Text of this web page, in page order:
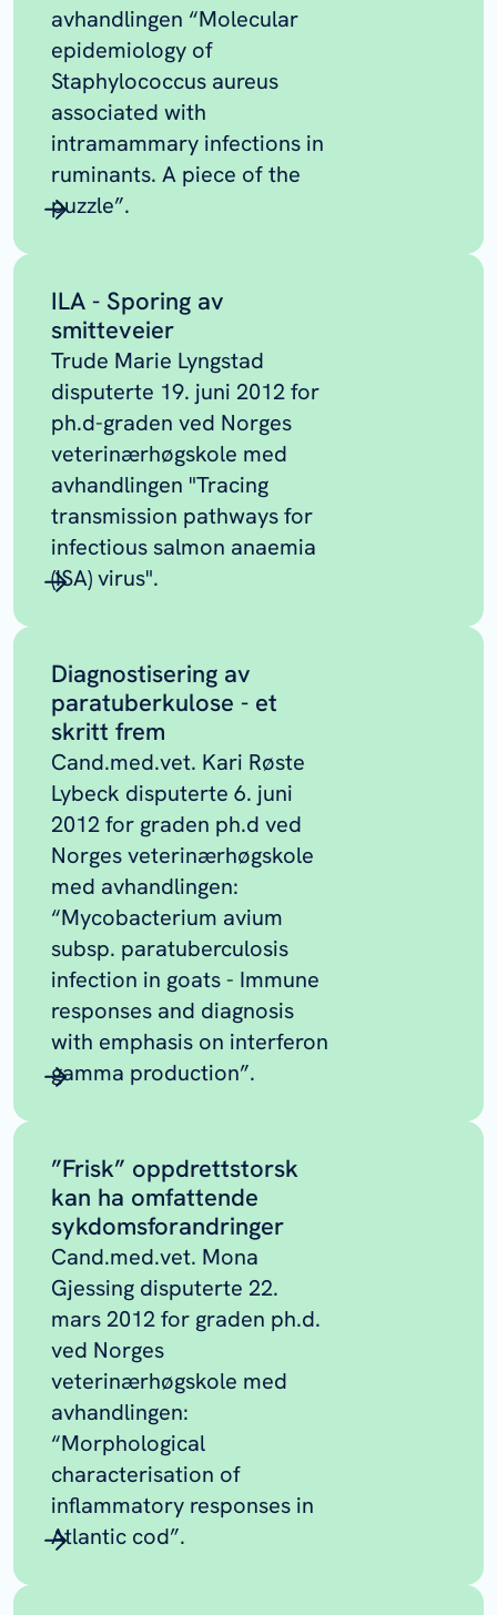
avhandlingen “Molecular
epidemiology of
Staphylococcus aureus
associated with
intramammary infections in
ruminants. A piece of the
puzzle”.
ILA - Sporing av
smitteveier
Trude Marie Lyngstad
disputerte 19. juni 2012 for
ph.d-graden ved Norges
veterinærhøgskole med
avhandlingen "Tracing
transmission pathways for
infectious salmon anaemia
(ISA) virus".
Diagnostisering av
paratuberkulose - et
skritt frem
Cand.med.vet. Kari Røste
Lybeck disputerte 6. juni
2012 for graden ph.d ved
Norges veterinærhøgskole
med avhandlingen:
“Mycobacterium avium
subsp. paratuberculosis
infection in goats - Immune
responses and diagnosis
with emphasis on interferon
gamma production”.
”Frisk” oppdrettstorsk
kan ha omfattende
sykdomsforandringer
Cand.med.vet. Mona
Gjessing disputerte 22.
mars 2012 for graden ph.d.
ved Norges
veterinærhøgskole med
avhandlingen:
“Morphological
characterisation of
inflammatory responses in
Atlantic cod”.